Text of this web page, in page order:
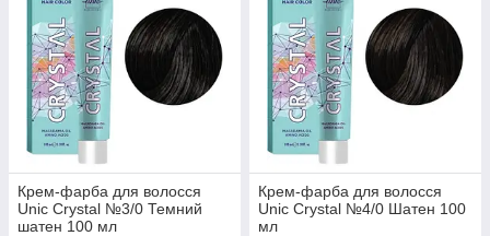
Крем-фарба для волосся
Unic Crystal №3/0 Темний
шатен 100 мл
Крем-фарба для волосся
Unic Crystal №4/0 Шатен 100
мл